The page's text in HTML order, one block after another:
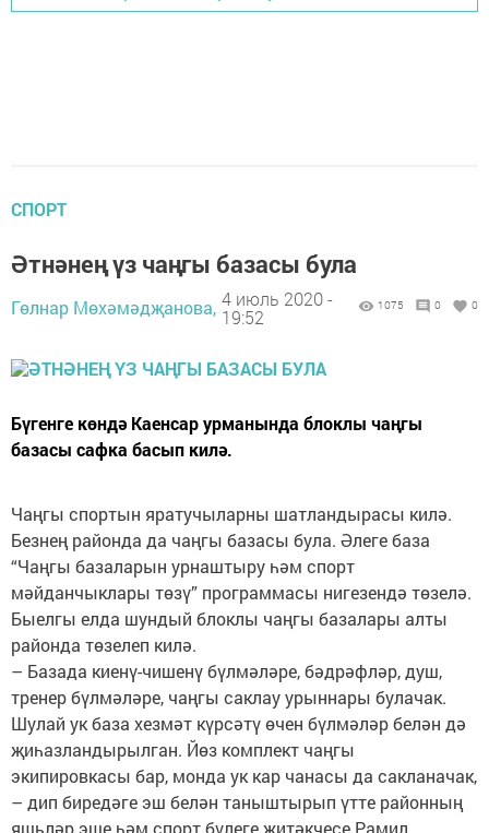
СПОРТ
Әтнәнең үз чаңгы базасы була
Гөлнар Мөхәмәдҗанова, 4 июль 2020 -
19:52
1075 0 0
Бүгенге көндә Каенсар урманында блок­лы чаңгы
базасы сафка басып килә.
Чаңгы спортын яратучыларны шатландырасы килә.
Безнең районда да чаңгы базасы була. Әлеге база
“Чаңгы базаларын урнаштыру һәм спорт
мәйданчыклары төзү” программасы нигезендә төзелә.
Быелгы елда шундый блоклы чаңгы базалары алты
районда төзелеп килә.
– Базада киенү-чишенү бүлмәләре, бәдрәфләр, душ,
тренер бүлмәләре, чаңгы саклау урыннары булачак.
Шулай ук база хезмәт күрсәтү өчен бүлмәләр белән дә
җиһазландырылган. Йөз комплект чаңгы
экипировкасы бар, монда ук кар чанасы да сакланачак,
– дип биредәге эш белән таныштырып үтте районның